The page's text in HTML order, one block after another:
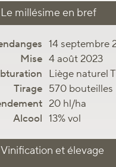
Le millésime en bref
14 septembre
4 août 2023
Liège naturel
570 bouteilles
20 hl/ha
13% vol
Vinification et élevage